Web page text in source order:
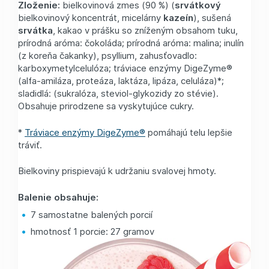
Zloženie: bielkovinová zmes (90 %) (srvátkový
bielkovinový koncentrát, micelárny kazeín), sušená
srvátka, kakao v prášku so zníženým obsahom tuku,
prírodná aróma: čokoláda; prírodná aróma: malina; inulín
(z koreňa čakanky), psyllium, zahusťovadlo:
karboxymetylcelulóza; tráviace enzýmy DigeZyme®
(alfa-amiláza, proteáza, laktáza, lipáza, celuláza)*;
sladidlá: (sukralóza, steviol-glykozidy zo stévie).
Obsahuje prirodzene sa vyskytujúce cukry.
* Tráviace enzýmy DigeZyme® pomáhajú telu lepšie
tráviť.
Bielkoviny prispievajú k udržaniu svalovej hmoty.
Balenie obsahuje:
7 samostatne balených porcií
hmotnosť 1 porcie: 27 gramov